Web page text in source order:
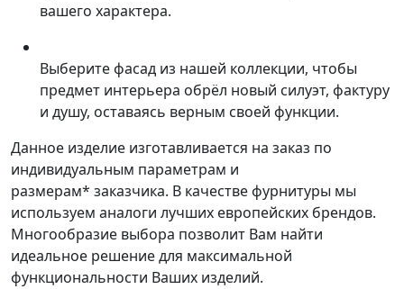
вашего характера.
Выберите фасад из нашей коллекции, чтобы
предмет интерьера обрёл новый силуэт, фактуру
и душу, оставаясь верным своей функции.
Данное изделие изготавливается на заказ по
индивидуальным параметрам и
размерам* заказчика. В качестве фурнитуры мы
используем аналоги лучших европейских брендов.
Многообразие выбора позволит Вам найти
идеальное решение для максимальной
функциональности Ваших изделий.